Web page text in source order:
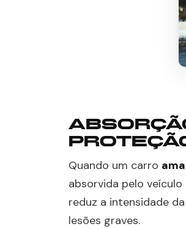
Quando um carro
absorvida pelo
reduz a intensidade
lesões graves.